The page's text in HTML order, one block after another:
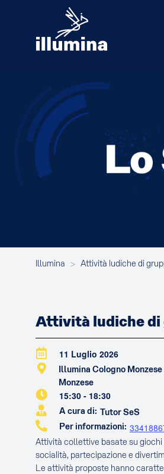
Illumina > Attività ludiche di
Attività ludiche di
11 Luglio 2026
Illumina Cologno
Monzese
15:30 - 18:30
A cura di: Tutor SeS
Per informazioni:
Attività collettive basate su
socialità, partecipazione e
Le attività proposte hanno